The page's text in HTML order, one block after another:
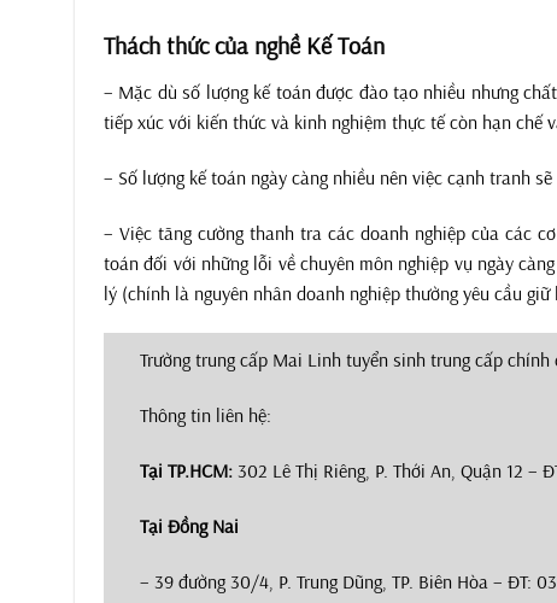
Thách thức của nghề Kế Toán
– Mặc dù số lượng kế toán được đào tạo nhiều nhưng
tiếp xúc với kiến thức và kinh nghiệm thực tế còn hạn chế
– Số lượng kế toán ngày càng nhiều nên việc cạnh tranh sẽ
– Việc tăng cường thanh tra các doanh nghiệp của các
toán đối với những lỗi về chuyên môn nghiệp vụ ngày
lý (chính là nguyên nhân doanh nghiệp thường yêu cầu giữ
Trường trung cấp Mai Linh tuyển sinh trung cấp
Thông tin liên hệ:
Tại TP.HCM: 302 Lê Thị Riêng, P. Thới An, Quận 12 –
Tại Đồng Nai
– 39 đường 30/4, P. Trung Dũng, TP. Biên Hòa – ĐT: